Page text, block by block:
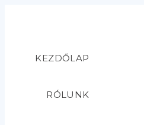
KEZDŐLAP
RÓLUNK